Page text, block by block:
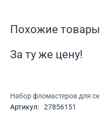
Похожие товары
За ту же цену!
Набор фломастеров для
Артикул:
27856151